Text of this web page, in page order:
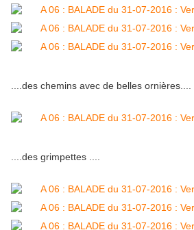
....des chemins avec de belles ornières....
....des grimpettes ....